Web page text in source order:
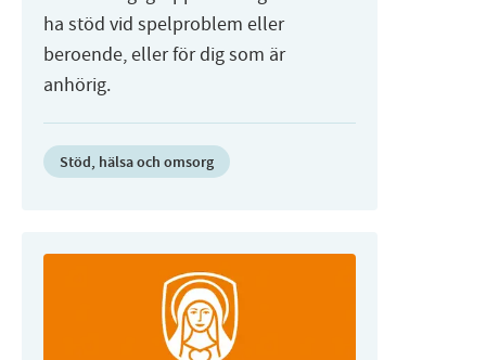
ha stöd vid spelproblem eller
beroende, eller för dig som är
anhörig.
Stöd, hälsa och omsorg